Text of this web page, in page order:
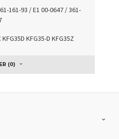
161-93 / E1 00-0647 / 361-
KFG35-D KFG35Z
(0)